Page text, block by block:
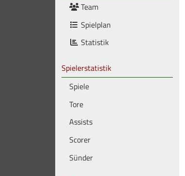
Team
Spielplan
Statistik
Spielerstatistik
Spiele
Tore
Assists
Scorer
Sünder